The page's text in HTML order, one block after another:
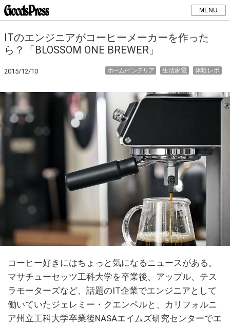
MENU
ITのエンジニアがコーヒーメーカーを作った
ら？「BLOSSOM ONE BREWER」
2015/12/10 体験レポ
生活家電
ホーム/インテリア
コーヒー好きにはちょっと気になるニュースがある。
マサチューセッツ工科大学を卒業後、アップル、テス
ラモーターズなど、話題のIT企業でエンジニアとして
働いていたジェレミー・クエンペルと、カリフォルニ
ア州立工科大学卒業後NASAエイムズ研究センターでエ